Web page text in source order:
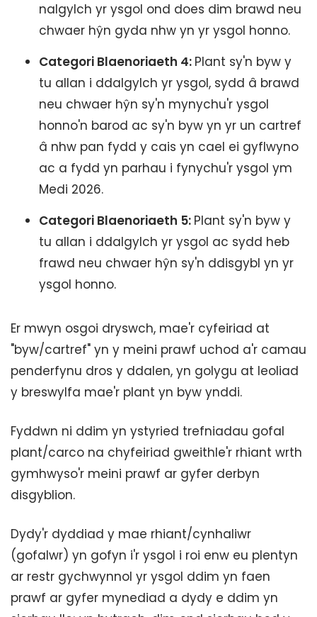
nalgylch yr ysgol ond does dim brawd neu
chwaer hŷn gyda nhw yn yr ysgol honno.
Categori Blaenoriaeth 4: Plant sy'n byw y
tu allan i ddalgylch yr ysgol, sydd â brawd
neu chwaer hŷn sy'n mynychu'r ysgol
honno'n barod ac sy'n byw yn yr un cartref
â nhw pan fydd y cais yn cael ei gyflwyno
ac a fydd yn parhau i fynychu'r ysgol ym
Medi 2026.
Categori Blaenoriaeth 5: Plant sy'n byw y
tu allan i ddalgylch yr ysgol ac sydd heb
frawd neu chwaer hŷn sy'n ddisgybl yn yr
ysgol honno.
Er mwyn osgoi dryswch, mae'r cyfeiriad at
"byw/cartref" yn y meini prawf uchod a'r camau
penderfynu dros y ddalen, yn golygu at leoliad
y breswylfa mae'r plant yn byw ynddi.
Fyddwn ni ddim yn ystyried trefniadau gofal
plant/carco na chyfeiriad gweithle'r rhiant wrth
gymhwyso'r meini prawf ar gyfer derbyn
disgyblion.
Dydy'r dyddiad y mae rhiant/cynhaliwr
(gofalwr) yn gofyn i'r ysgol i roi enw eu plentyn
ar restr gychwynnol yr ysgol ddim yn faen
prawf ar gyfer mynediad a dydy e ddim yn